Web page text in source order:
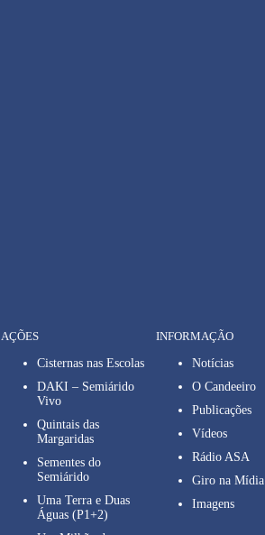
AÇÕES
Cisternas nas Escolas
DAKI – Semiárido
Vivo
Quintais das
Margaridas
Sementes do
Semiárido
Uma Terra e Duas
Águas (P1+2)
INFORMAÇÃO
Notícias
O Candeeiro
Publicações
Vídeos
Rádio ASA
Giro na Mídia
Imagens